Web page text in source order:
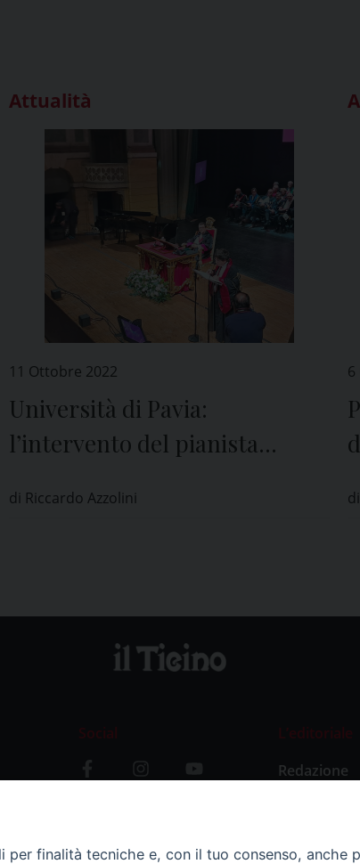
Attualità
11 Ottobre 2022
Università di Pavia:
l’intervento del pianista
di Riccardo Azzolini
6
Social
L’editoriale
Redazione
finalità tecniche e, con il tuo consenso, anche